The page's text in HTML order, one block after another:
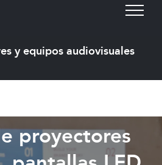
y equipos audiovisuales
proyectores